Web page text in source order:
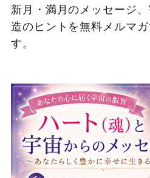
新月・満月のメッセージ
造のヒントを無料メルマ
す。